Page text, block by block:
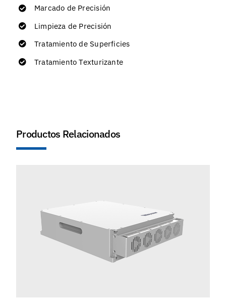
Marcado de Precisión
Limpieza de Precisión
Tratamiento de Superficies
Tratamiento Texturizante
Productos Relacionados